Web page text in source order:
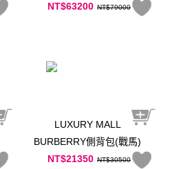
NT$63200 NT$79000
LUXURY MALL
BURBERRY側背包(戰馬)
NT$21350 NT$30500